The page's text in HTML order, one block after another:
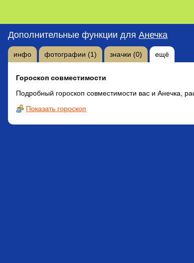
Дополнительные функции для Анечка
инфо фотографии (1) значки (0) ещё
Гороскоп совместимости
Подробный гороскоп совместимости вас и Анечка,
Показать гороскоп